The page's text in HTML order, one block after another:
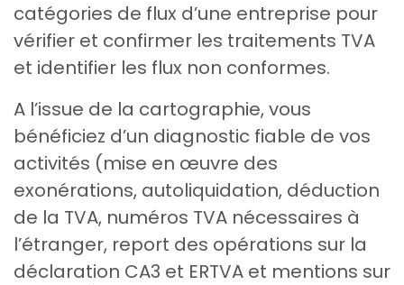
catégories de flux d’une entreprise pour
vérifier et confirmer les traitements TVA
et identifier les flux non conformes.
A l’issue de la cartographie, vous
bénéficiez d’un diagnostic fiable de vos
activités (mise en œuvre des
exonérations, autoliquidation, déduction
de la TVA, numéros TVA nécessaires à
l’étranger, report des opérations sur la
déclaration CA3 et ERTVA et mentions sur